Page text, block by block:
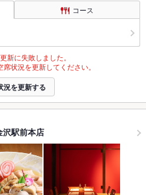
コース
新に失敗しました。
状況を更新してください。
況を更新する
駅前本店